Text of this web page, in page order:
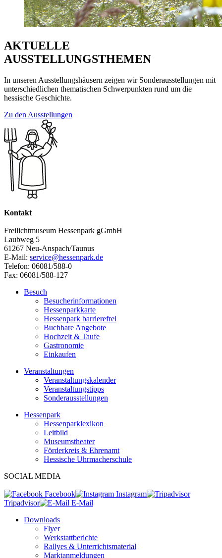
AKTUELLE
AUSSTELLUNGSTHEMEN
In unseren Ausstellungshäusern zeigen wir Sonderausstellungen mit
unterschiedlichen thematischen Schwerpunkten rund um die
hessische Geschichte.
Zu den Ausstellungen
Kontakt
Freilichtmuseum Hessenpark gGmbH
Laubweg 5
61267 Neu-Anspach/Taunus
E-Mail: service@hessenpark.de
Telefon: 06081/588-0
Fax: 06081/588-127
Besuch
Besucherinformationen
Hessenparkkarte
Hessenpark barrierefrei
Buchbare Angebote
Hochzeit & Taufe
Gastronomie
Einkaufen
Veranstaltungen
Veranstaltungskalender
Veranstaltungstipps
Sonderausstellungen
Hessenpark
Hessenparklexikon
Leitbild
Museumstheater
Förderkreis & Ehrenamt
Hessische Uhrmacherschule
SOCIAL MEDIA
Facebook
Instagram
Tripadvisor
E-Mail
Downloads
Flyer
Werkstattberichte
Rallyes & Unterrichtsmaterial
Marktanmeldungen